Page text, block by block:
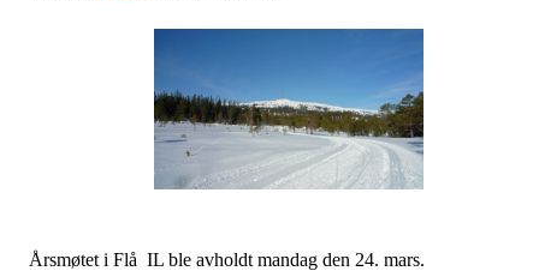
Årsmøtet i Flå IL ble avholdt mandag den 24. mars.